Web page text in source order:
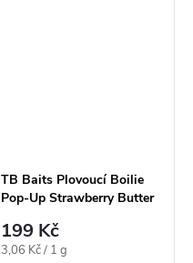
TB Baits Plovoucí Boilie
Pop-Up Strawberry Butter
199 Kč
Měrná
3,06 Kč / 1 g